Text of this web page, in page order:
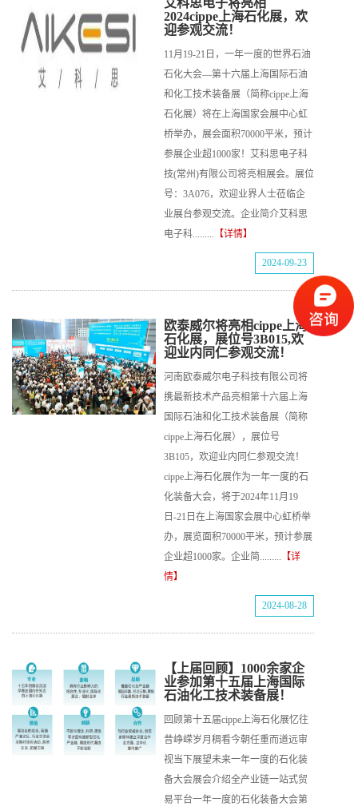
艾科思电子将亮相
2024cippe上海石化展，欢
迎参观交流！
11月19-21日，一年一度的世界石油
石化大会—第十六届上海国际石油
和化工技术装备展（简称cippe上海
石化展）将在上海国家会展中心虹
桥举办，展会面积70000平米，预计
参展企业超1000家！艾科思电子科
技(常州)有限公司将亮相展会。展位
号：3A076，欢迎业界人士莅临企
业展台参观交流。企业简介艾科思
电子科......... 【详情】
2024-09-23
欧泰威尔将亮相cippe上海
石化展，展位号3B015,欢
迎业内同仁参观交流！
河南欧泰威尔电子科技有限公司将
携最新技术产品亮相第十六届上海
国际石油和化工技术装备展（简称
cippe上海石化展），展位号
3B105，欢迎业内同仁参观交流！
cippe上海石化展作为一年一度的石
化装备大会，将于2024年11月19
日-21日在上海国家会展中心虹桥举
办，展览面积70000平米，预计参展
企业超1000家。企业简......... 【详
情】
2024-08-28
【上届回顾】1000余家企
业参加第十五届上海国际
石油化工技术装备展！
回顾第十五届cippe上海石化展忆往
昔峥嵘岁月稠看今朝任重而道远审
视当下展望未来一年一度的石化装
备大会展会介绍全产业链一站式贸
易平台一年一度的石化装备大会第